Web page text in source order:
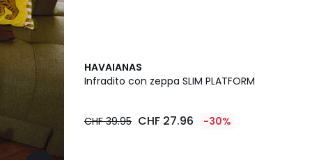
HAVAIANAS
Infradito con zeppa SLIM PLATFORM
CHF 39.95 CHF 27.96 -30%
4.3
/ 5